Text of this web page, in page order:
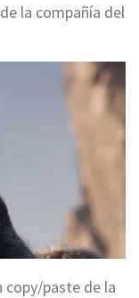
la compañía del
copy/paste de la